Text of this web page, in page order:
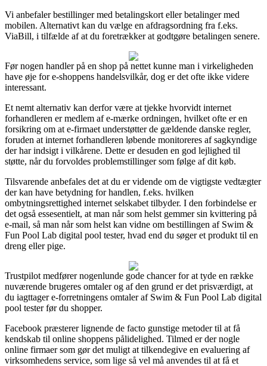
Vi anbefaler bestillinger med betalingskort eller betalinger med
mobilen. Alternativt kan du vælge en afdragsordning fra f.eks.
ViaBill, i tilfælde af at du foretrækker at godtgøre betalingen senere.
Før nogen handler på en shop på nettet kunne man i virkeligheden
have øje for e-shoppens handelsvilkår, dog er det ofte ikke videre
interessant.
Et nemt alternativ kan derfor være at tjekke hvorvidt internet
forhandleren er medlem af e-mærke ordningen, hvilket ofte er en
forsikring om at e-firmaet understøtter de gældende danske regler,
foruden at internet forhandleren løbende monitoreres af sagkyndige
der har indsigt i vilkårene. Dette er desuden en god lejlighed til
støtte, når du forvoldes problemstillinger som følge af dit køb.
Tilsvarende anbefales det at du er vidende om de vigtigste vedtægter
der kan have betydning for handlen, f.eks. hvilken
ombytningsrettighed internet selskabet tilbyder. I den forbindelse er
det også essesentielt, at man når som helst gemmer sin kvittering på
e-mail, så man når som helst kan vidne om bestillingen af Swim &
Fun Pool Lab digital pool tester, hvad end du søger et produkt til en
dreng eller pige.
Trustpilot medfører nogenlunde gode chancer for at tyde en række
nuværende brugeres omtaler og af den grund er det prisværdigt, at
du iagttager e-forretningens omtaler af Swim & Fun Pool Lab digital
pool tester før du shopper.
Facebook præsterer lignende de facto gunstige metoder til at få
kendskab til online shoppens pålidelighed. Tilmed er der nogle
online firmaer som gør det muligt at tilkendegive en evaluering af
virksomhedens service, som lige så vel må anvendes til at få et